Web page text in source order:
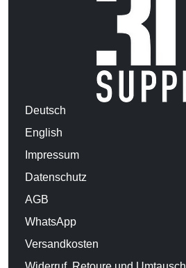
Deutsch
English
Impressum
Datenschutz
AGB
WhatsApp
Versandkosten